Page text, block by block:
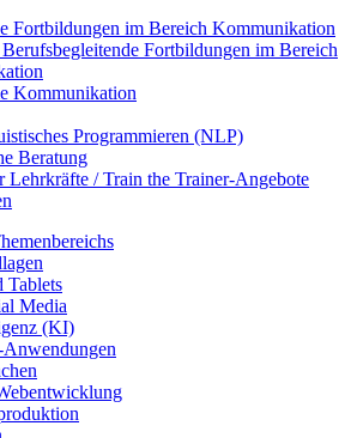
Fortbildungen im Bereich Kommunikation
Fortbildungen im Bereich
Kommunikation
Programmieren (NLP)
Beratung
Lehrkräfte / Train the Trainer-Angebote
Tablets
Media
(KI)